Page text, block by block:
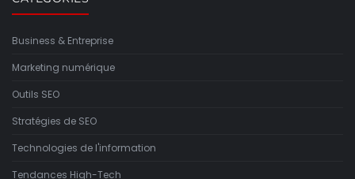
Business & Entreprise
Marketing numérique
Outils SEO
Stratégies de SEO
Technologies de l'information
Tendances High-Tech